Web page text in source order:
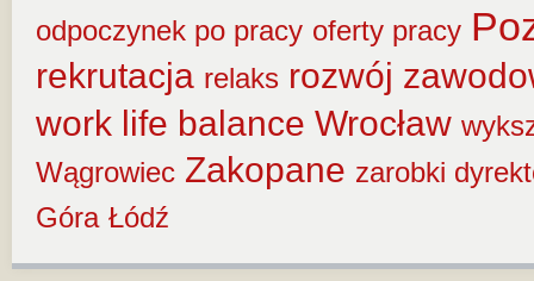
odpoczynek po pracy oferty pracy
rekrutacja relaks rozwój
work life balance Wrocław
Wągrowiec Zakopane zarobki
Góra Łódź